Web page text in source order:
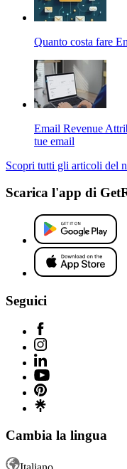
Quanto costa fare
Email Revenue
tue email
Scopri tutti gli articoli del
Scarica l'app di
Seguici
Cambia la lingua